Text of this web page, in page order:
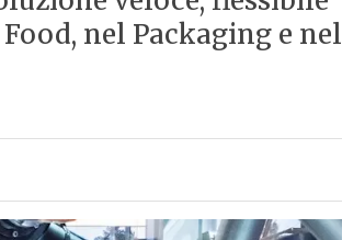
nel Packaging e nel